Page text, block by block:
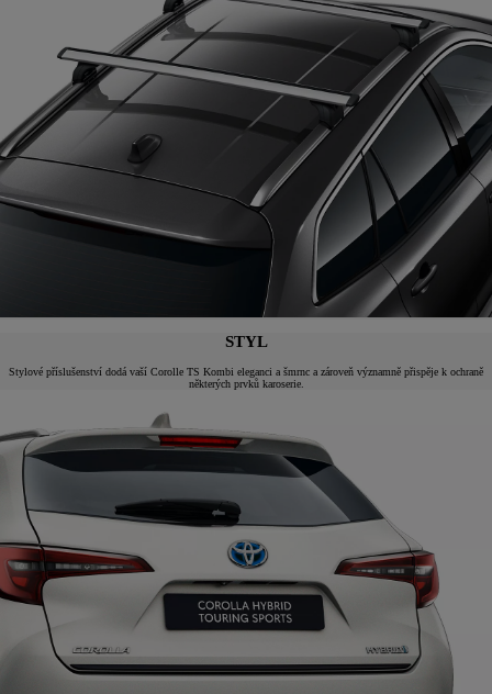
STYL
Stylové příslušenství dodá vaší Corolle TS Kombi eleganci a šmrnc a zároveň významně přispěje k ochraně
některých prvků karoserie.